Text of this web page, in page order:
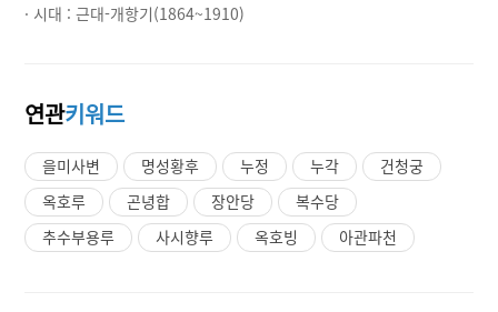
· 시대 :근대-개항기(1864~1910)
연관키워드
을미사변 명성황후 누정 누각
건청궁
옥호루
곤녕합 장안당
복수당
추수부용루
사시향루 옥호빙 아관파천